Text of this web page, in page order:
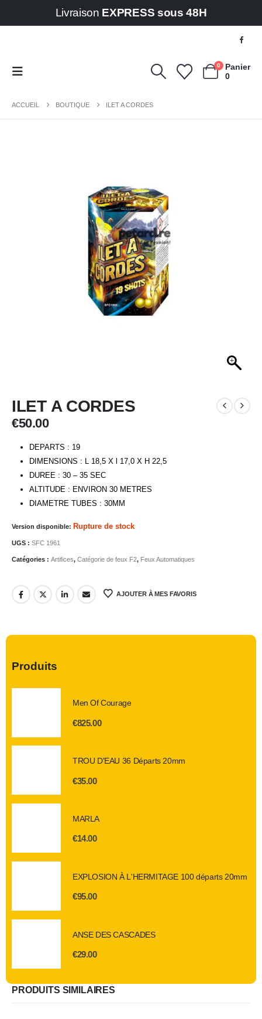
Livraison EXPRESS sous 48H
0
Panier
0
ACCUEIL BOUTIQUE ILET A CORDES
ILET A CORDES
€50.00
DEPARTS : 19
DIMENSIONS : L 18,5 X l 17,0 X H 22,5
DUREE : 30 – 35 SEC
ALTITUDE : ENVIRON 30 METRES
DIAMETRE TUBES : 30MM
Version disponible: Rupture de stock
UGS : SFC 1961
Catégories : Artifices, Catégorie de feux F2, Feux Automatiques
AJOUTER À MES FAVORIS
Produits
Men Of Courage
€825.00
TROU D'EAU 36 Départs 20mm
€35.00
MARLA
€14.00
EXPLOSION À L'HERMITAGE 100 départs 20mm
€95.00
ANSE DES CASCADES
€29.00
PRODUITS SIMILAIRES